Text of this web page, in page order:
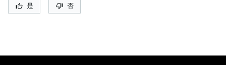
是 否